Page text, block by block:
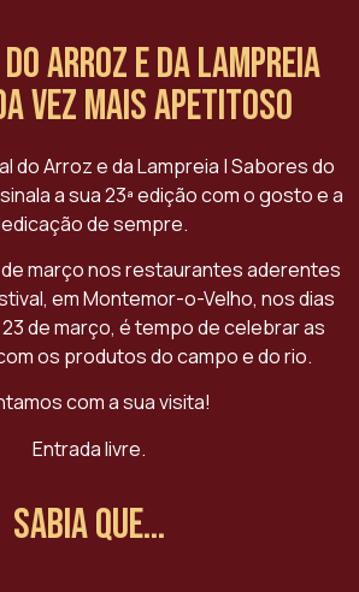
Arroz e da Lampreia
vez mais apetitoso
do Arroz e da Lampreia | Sabores do
a sua 23ª edição com o gosto e a
de sempre.
março nos restaurantes aderentes
em Montemor-o-Velho, nos dias
23 de março, é tempo de celebrar as
os produtos do campo e do rio.
com a sua visita!
Entrada livre.
Sabia que...